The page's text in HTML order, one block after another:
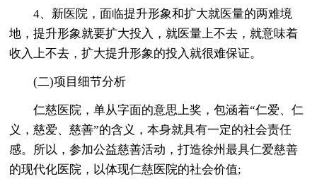
4、新医院，面临提升形象和扩大就医量的两难境
地，提升形象就要扩大投入，就医量上不去，就意味着
收入上不去，扩大提升形象的投入就很难保证。
(二)项目细节分析
仁慈医院，单从字面的意思上奖，包涵着“仁爱、仁
义，慈爱、慈善”的含义，本身就具有一定的社会责任
感。所以，参加公益慈善活动，打造徐州最具仁爱慈善
的现代化医院，以体现仁慈医院的社会价值;